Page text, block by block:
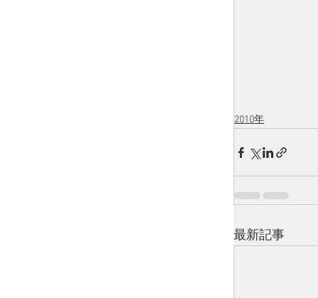
2010年
最新記事